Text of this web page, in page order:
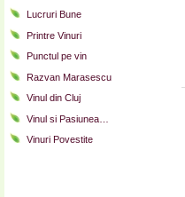
Lucruri Bune
Printre Vinuri
Punctul pe vin
Razvan Marasescu
Vinul din Cluj
Vinul si Pasiunea…
Vinuri Povestite